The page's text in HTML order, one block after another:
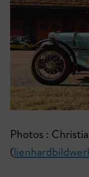
Photos :
(